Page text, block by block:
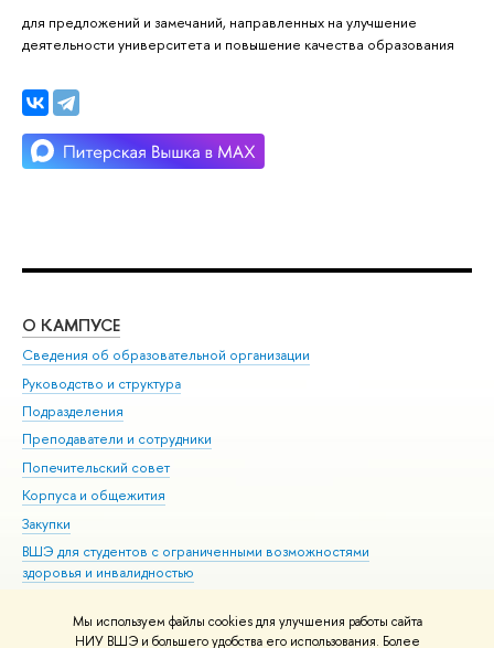
Мы используем файлы cookies для улучшения работы сайта
НИУ ВШЭ и большего удобства его использования. Более
для предложений и замечаний, направленных на улучшение
деятельности университета и повышение качества образования
О КАМПУСЕ
Сведения об образовательной организации
Руководство и структура
Подразделения
Преподаватели и сотрудники
Попечительский совет
Корпуса и общежития
Закупки
ВШЭ для студентов с ограниченными возможностями
здоровья и инвалидностью
Единая платежная страница